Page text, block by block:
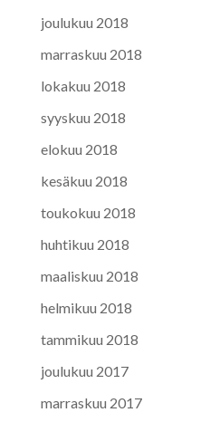
joulukuu 2018
marraskuu 2018
lokakuu 2018
syyskuu 2018
elokuu 2018
kesäkuu 2018
toukokuu 2018
huhtikuu 2018
maaliskuu 2018
helmikuu 2018
tammikuu 2018
joulukuu 2017
marraskuu 2017